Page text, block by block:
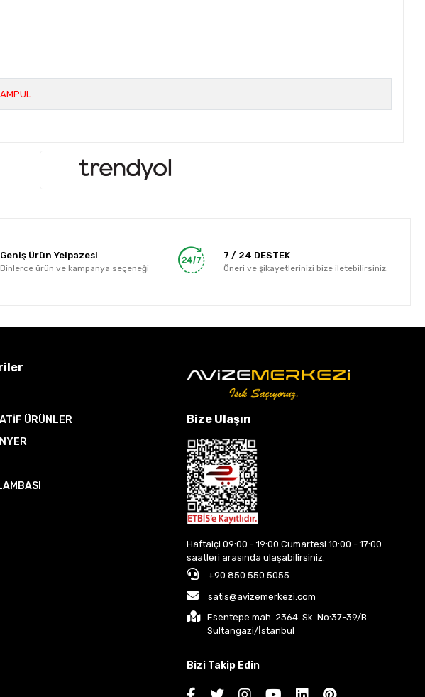
AMPUL
Geniş Ürün Yelpazesi
Binlerce ürün ve kampanya seçeneği
7 / 24 DESTEK
Öneri ve şikayetlerinizi bize iletebilirsiniz.
ÜRÜNLER
Bize Ulaşın
Haftaiçi 09:00 - 19:00 Cumartesi 10:00 - 17:00
saatleri arasında ulaşabilirsiniz.
+90 850 550 5055
satis@avizemerkezi.com
Esentepe mah. 2364. Sk. No:37-39/B
Sultangazi/İstanbul
Bizi Takip Edin